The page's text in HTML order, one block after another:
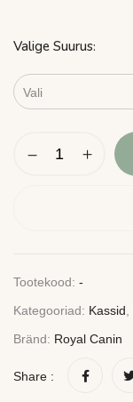
Valige Suurus
Tootekood: -
Kategooriad: Kassid,
Bränd: Royal Canin
Share :